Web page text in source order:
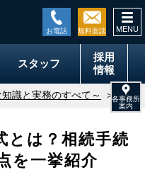
スタッフ
採用
情報
識と実務のすべて～ 非上
とは？相続手続
を一挙紹介